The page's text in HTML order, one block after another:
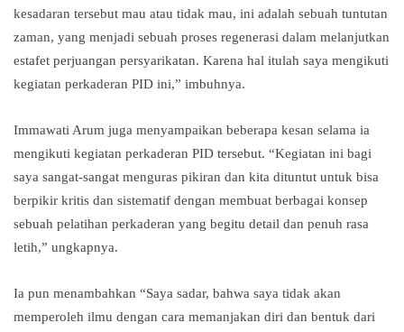
kesadaran tersebut mau atau tidak mau, ini adalah sebuah tuntutan
zaman, yang menjadi sebuah proses regenerasi dalam melanjutkan
estafet perjuangan persyarikatan. Karena hal itulah saya mengikuti
kegiatan perkaderan PID ini,” imbuhnya.
Immawati Arum juga menyampaikan beberapa kesan selama ia
mengikuti kegiatan perkaderan PID tersebut. “Kegiatan ini bagi
saya sangat-sangat menguras pikiran dan kita dituntut untuk bisa
berpikir kritis dan sistematif dengan membuat berbagai konsep
sebuah pelatihan perkaderan yang begitu detail dan penuh rasa
letih,” ungkapnya.
Ia pun menambahkan “Saya sadar, bahwa saya tidak akan
memperoleh ilmu dengan cara memanjakan diri dan bentuk dari